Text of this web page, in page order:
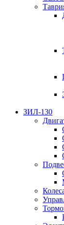
ЗИЛ-130